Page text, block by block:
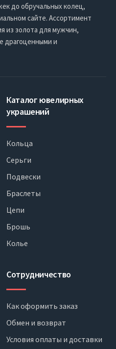
до обручальных колец,
сайте. Ассортимент
из золота для мужчин,
драгоценными и
Каталог ювелирных
украшений
Кольца
Серьги
Подвески
Браслеты
Цепи
Брошь
Колье
Сотрудничество
Как оформить заказ
Обмен и возврат
Условия оплаты и доставки